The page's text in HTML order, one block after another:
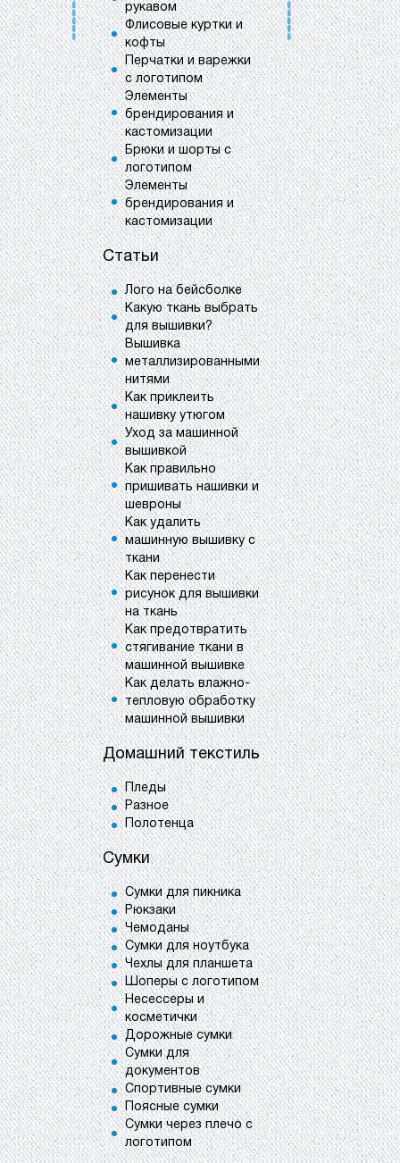
рукавом
Флисовые куртки и
кофты
Перчатки и варежки
с логотипом
Элементы
брендирования и
кастомизации
Брюки и шорты с
логотипом
Элементы
брендирования и
кастомизации
Статьи
Лого на бейсболке
Какую ткань выбрать
для вышивки?
Вышивка
металлизированными
нитями
Как приклеить
нашивку утюгом
Уход за машинной
вышивкой
Как правильно
пришивать нашивки и
шевроны
Как удалить
машинную вышивку с
ткани
Как перенести
рисунок для вышивки
на ткань
Как предотвратить
стягивание ткани в
машинной вышивке
Как делать влажно-
тепловую обработку
машинной вышивки
Домашний текстиль
Пледы
Разное
Полотенца
Сумки
Сумки для пикника
Рюкзаки
Чемоданы
Сумки для ноутбука
Чехлы для планшета
Шоперы с логотипом
Несессеры и
косметички
Дорожные сумки
Сумки для
документов
Спортивные сумки
Поясные сумки
Сумки через плечо с
логотипом